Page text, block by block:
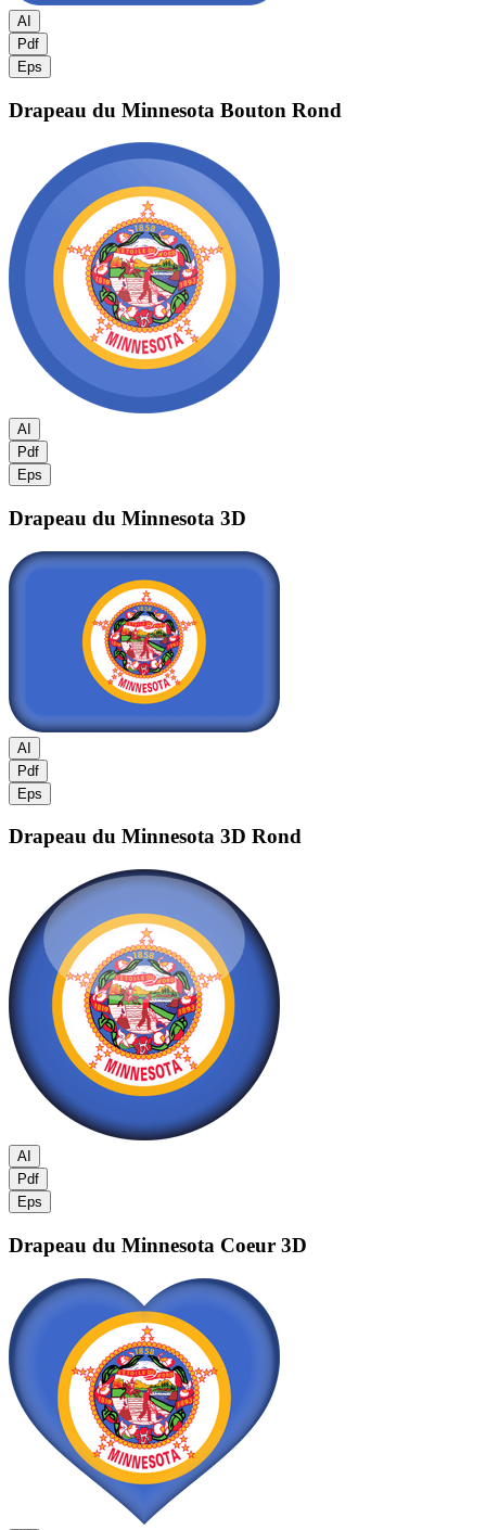
AI
Pdf
Eps
Drapeau du Minnesota Bouton Rond
AI
Pdf
Eps
Drapeau du Minnesota 3D
AI
Pdf
Eps
Drapeau du Minnesota 3D Rond
AI
Pdf
Eps
Drapeau du Minnesota Coeur 3D